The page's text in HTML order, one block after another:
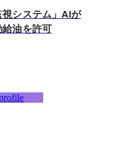
システム」AIが
油を許可